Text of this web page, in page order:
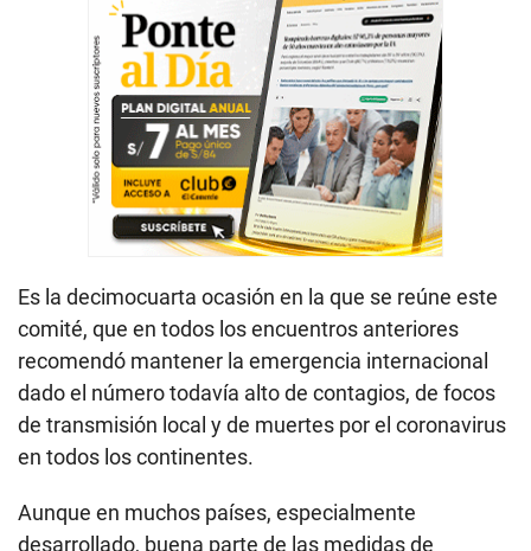
Es la decimocuarta ocasión en la que se reúne este
comité, que en todos los encuentros anteriores
recomendó mantener la emergencia internacional
dado el número todavía alto de contagios, de focos
de transmisión local y de muertes por el coronavirus
en todos los continentes.
Aunque en muchos países, especialmente
desarrollado, buena parte de las medidas de